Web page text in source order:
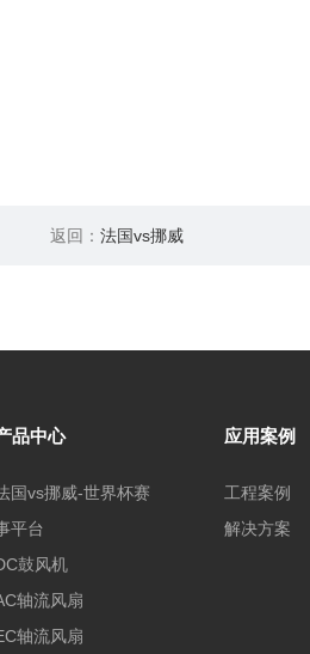
返回： 法国vs挪威
品中心
国vs挪威-世界杯赛
平台
鼓风机
轴流风扇
轴流风扇
应用案例
工程案例
解决方案